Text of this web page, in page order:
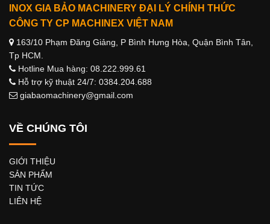
INOX GIA BẢO MACHINERY ĐẠI LÝ CHÍNH THỨC
CÔNG TY CP MACHINEX VIỆT NAM
163/10 Phạm Đăng Giảng, P Bình Hưng Hòa, Quận Bình Tân,
Tp HCM.
Hotline Mua hàng: 08.222.999.61
Hỗ trợ kỹ thuật 24/7: 0384.204.688
giabaomachinery@gmail.com
VỀ CHÚNG TÔI
GIỚI THIỆU
SẢN PHẨM
TIN TỨC
LIÊN HỆ